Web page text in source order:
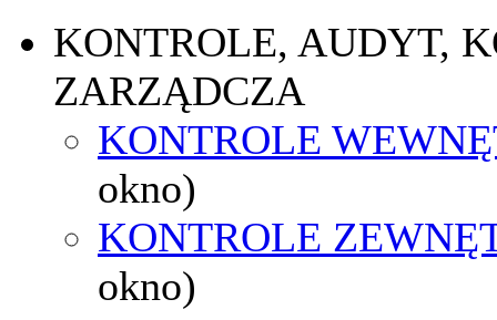
KONTROLE, AUDYT,
ZARZĄDCZA
KONTROLE
okno)
KONTROLE
okno)